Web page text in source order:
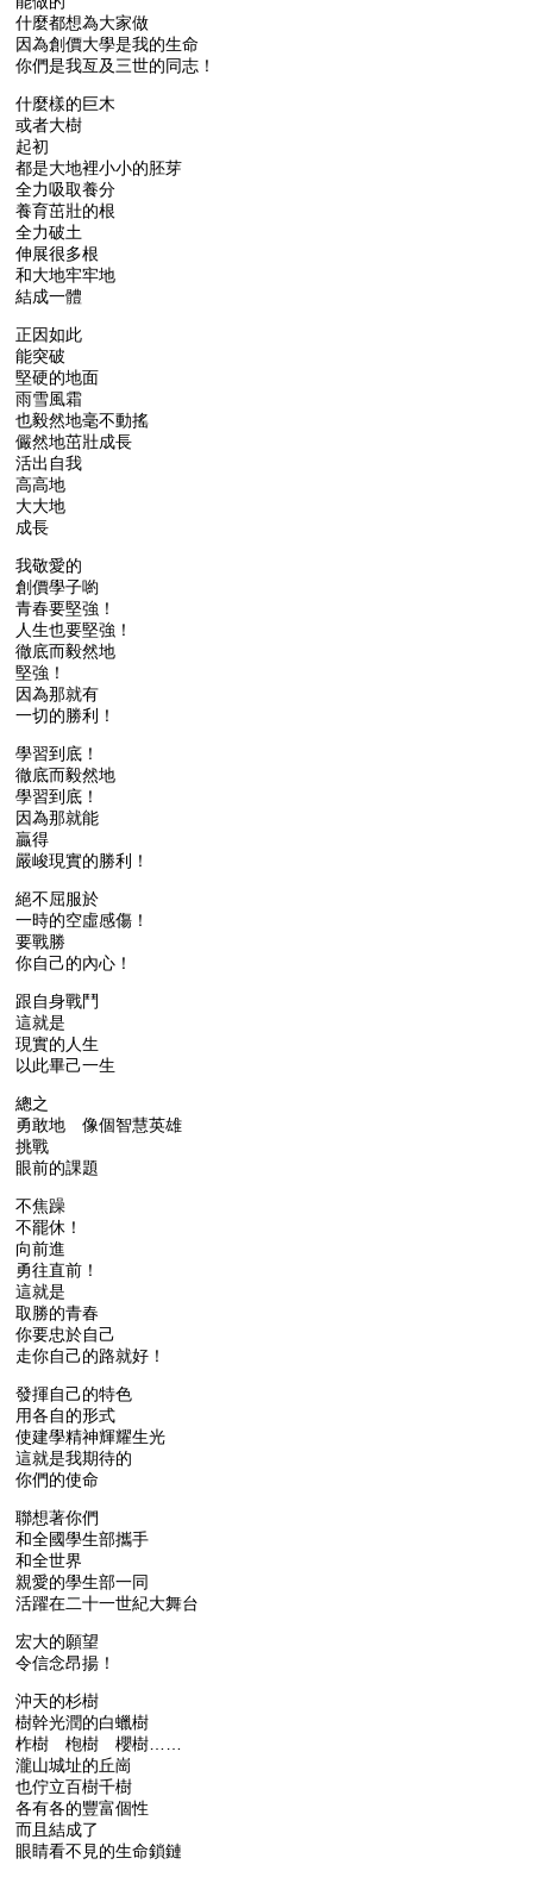
什麼都想為大家做
因為創價大學是我的生命
你們是我亙及三世的同志！
什麼樣的巨木
或者大樹
起初
都是大地裡小小的胚芽
全力吸取養分
養育茁壯的根
全力破土
伸展很多根
和大地牢牢地
結成一體
正因如此
能突破
堅硬的地面
雨雪風霜
也毅然地毫不動搖
儼然地茁壯成長
活出自我
高高地
大大地
成長
我敬愛的
創價學子喲
青春要堅強！
人生也要堅強！
徹底而毅然地
堅強！
因為那就有
一切的勝利！
學習到底！
徹底而毅然地
學習到底！
因為那就能
贏得
嚴峻現實的勝利！
絕不屈服於
一時的空虛感傷！
要戰勝
你自己的內心！
跟自身戰鬥
這就是
現實的人生
以此畢己一生
總之
勇敢地 像個智慧英雄
挑戰
眼前的課題
不焦躁
不罷休！
向前進
勇往直前！
這就是
取勝的青春
你要忠於自己
走你自己的路就好！
發揮自己的特色
用各自的形式
使建學精神輝耀生光
這就是我期待的
你們的使命
聯想著你們
和全國學生部攜手
和全世界
親愛的學生部一同
活躍在二十一世紀大舞台
宏大的願望
令信念昂揚！
沖天的杉樹
樹幹光潤的白蠟樹
柞樹 枹樹 櫻樹……
瀧山城址的丘崗
也佇立百樹千樹
各有各的豐富個性
而且結成了
眼睛看不見的生命鎖鏈